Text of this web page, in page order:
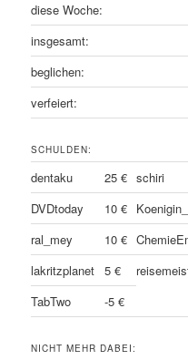
diese Woche:
insgesamt:
beglichen:
verfeiert:
SCHULDEN:
dentaku 25 € schiri
DVDtoday
10 €
ral_mey
10 €
lakritzplanet 5 €
TabTwo
-5 €
NICHT MEHR DABEI: